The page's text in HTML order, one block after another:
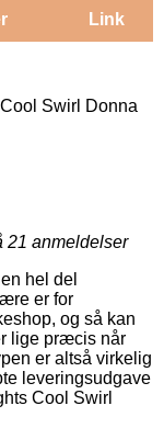
Link
Swirl Donna
21 anmeldelser
hel del
er for
og så kan
lige præcis når
er altså virkelig
leveringsudgave
Cool Swirl